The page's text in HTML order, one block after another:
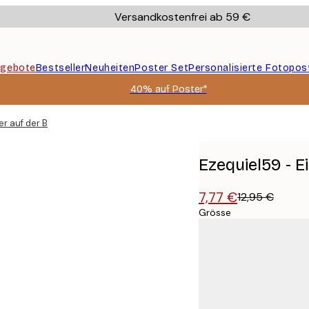
Versandkostenfrei ab 59 €
BestsellerNeuheitenPoster SetPersonalisierte
40% auf Poster*
auf der Brücke Poster
Ezequiel59 -
7,77 €12,95 €
Grösse